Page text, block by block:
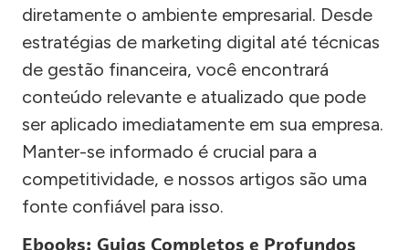
diretamente o ambiente empresarial. Desde
estratégias de marketing digital até técnicas
de gestão financeira, você encontrará
conteúdo relevante e atualizado que pode
ser aplicado imediatamente em sua empresa.
Manter-se informado é crucial para a
competitividade, e nossos artigos são uma
fonte confiável para isso.
Ebooks: Guias Completos e Profundos